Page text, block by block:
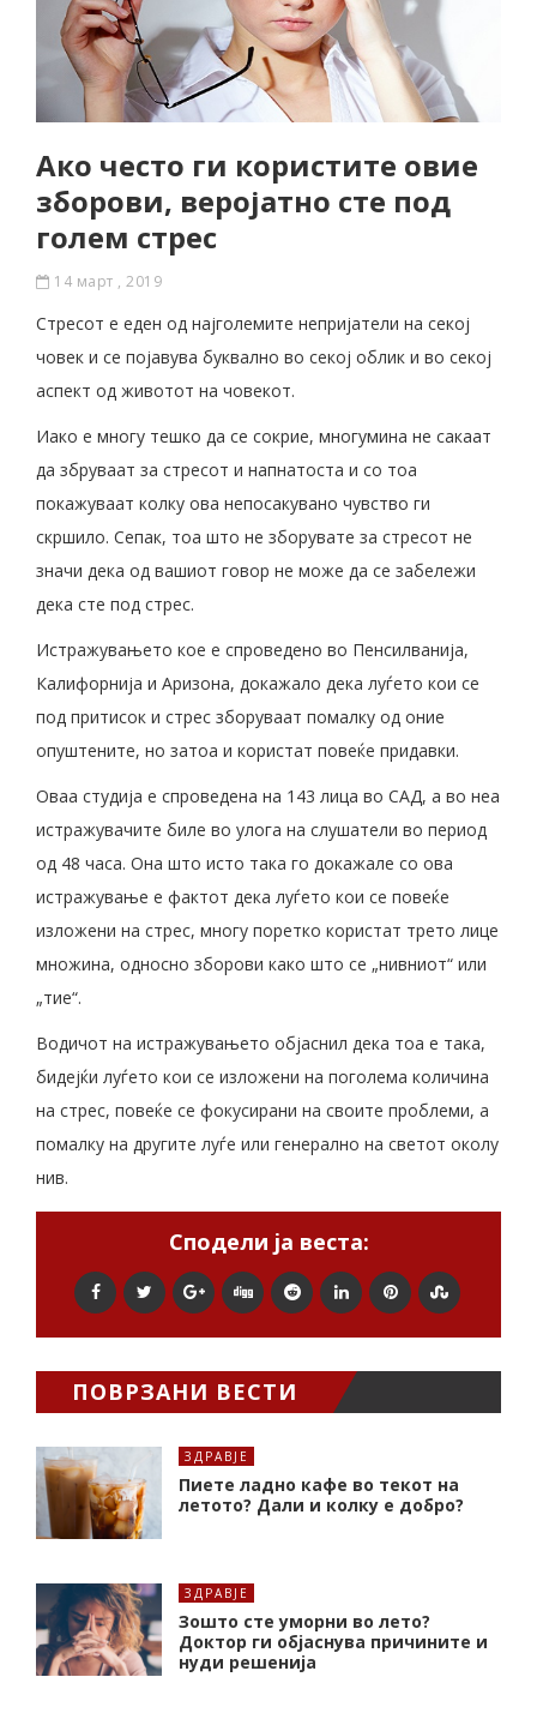
Ако често ги користите овие
зборови, веројатно сте под
голем стрес
14 март , 2019
Стресот е еден од најголемите непријатели на секој
човек и се појавува буквално во секој облик и во секој
аспект од животот на човекот.
Иако е многу тешко да се сокрие, многумина не сакаат
да збруваат за стресот и напнатоста и со тоа
покажуваат колку ова непосакувано чувство ги
скршило. Сепак, тоа што не зборувате за стресот не
значи дека од вашиот говор не може да се забележи
дека сте под стрес.
Истражувањето кое е спроведено во Пенсилванија,
Калифорнија и Аризона, докажало дека луѓето кои се
под притисок и стрес зборуваат помалку од оние
опуштените, но затоа и користат повеќе придавки.
Оваа студија е спроведена на 143 лица во САД, а во неа
истражувачите биле во улога на слушатели во период
од 48 часа. Она што исто така го докажале со ова
истражување е фактот дека луѓето кои се повеќе
изложени на стрес, многу поретко користат трето лице
множина, односно зборови како што се „нивниот“ или
„тие“.
Водичот на истражувањето објаснил дека тоа е така,
бидејќи луѓето кои се изложени на поголема количина
на стрес, повеќе се фокусирани на своите проблеми, а
помалку на другите луѓе или генерално на светот околу
нив.
Сподели ја веста:
ПОВРЗАНИ ВЕСТИ
ЗДРАВЈЕ
Пиете ладно кафе во текот на
летото? Дали и колку е добро?
ЗДРАВЈЕ
Зошто сте уморни во лето?
Доктор ги објаснува причините и
нуди решенија